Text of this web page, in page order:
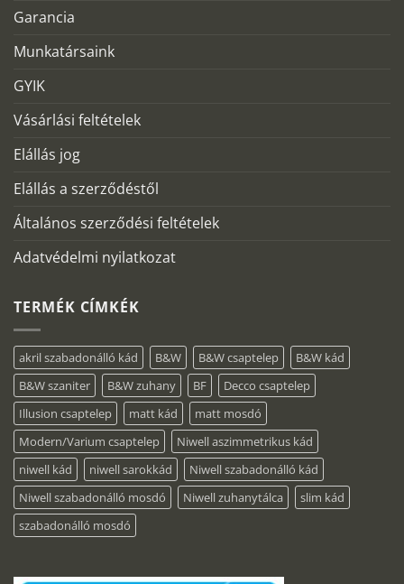
Garancia
Munkatársaink
GYIK
Vásárlási feltételek
Elállás jog
Elállás a szerződéstől
Általános szerződési feltételek
Adatvédelmi nyilatkozat
TERMÉK CÍMKÉK
akril szabadonálló kád B&W B&W csaptelep
B&W kád
B&W szaniter
B&W zuhany BF
Decco csaptelep
Illusion csaptelep
matt kád
matt mosdó
Modern/Varium csaptelep
Niwell aszimmetrikus kád
niwell kád
niwell sarokkád
Niwell szabadonálló kád
Niwell szabadonálló mosdó
Niwell zuhanytálca
slim kád
szabadonálló mosdó